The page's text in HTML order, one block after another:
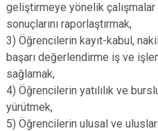
geliştirmeye yönelik çalışmalar
sonuçlarını raporlaştırmak,
3) Öğrencilerin kayıt-kabul,
başarı değerlendirme iş ve
sağlamak,
4) Öğrencilerin yatılılık ve
yürütmek,
5) Öğrencilerin ulusal ve